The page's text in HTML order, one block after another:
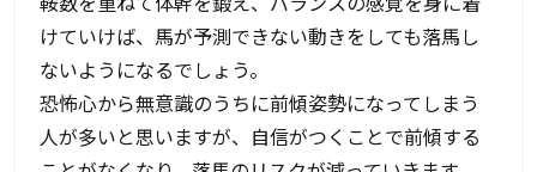
けていけば、馬が予測できない動きをしても落馬し
ないようになるでしょう。
恐怖心から無意識のうちに前傾姿勢になってしまう
人が多いと思いますが、自信がつくことで前傾する